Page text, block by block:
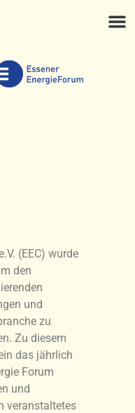
(EEC) wurde
den
und
zu
Zu diesem
das jährlich
Forum
und
veranstaltetes